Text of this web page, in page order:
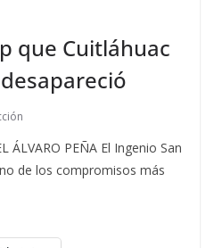
que Cuitláhuac
ÁLVARO PEÑA El Ingenio San
de los compromisos más